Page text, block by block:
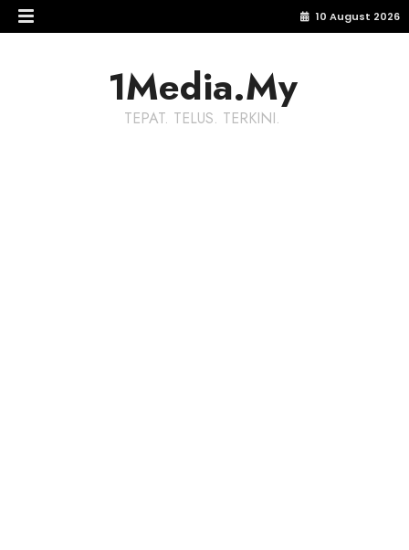
10 August 2026
1Media.My
TEPAT. TELUS. TERKINI.